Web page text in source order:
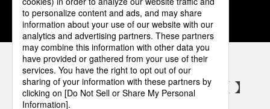
1 2 3 4 5
パナソニックの電気設備 SNSアカウント